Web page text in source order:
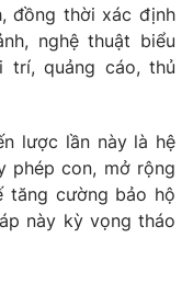
video
đồng thời xác định
nghệ thuật biểu
trí, quảng cáo, thủ
lược lần này là hệ
phép con, mở rộng
tăng cường bảo hộ
này kỳ vọng tháo